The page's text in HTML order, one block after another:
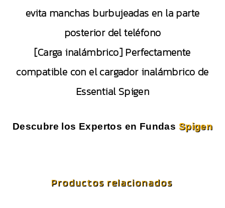
evita manchas burbujeadas en la parte
posterior del teléfono
[Carga inalámbrico] Perfectamente
compatible con el cargador inalámbrico de
Essential Spigen
Descubre los Expertos en Fundas Spigen
Productos relacionados